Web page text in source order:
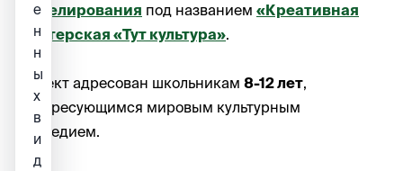
моделирования под названием «Креативная
мастерская «Тут культура».
Проект адресован школьникам 8-12 лет,
интересующимся мировым культурным
наследием.
е
н
н
ы
х
в
и
д